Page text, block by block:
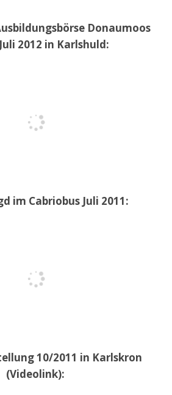
Donaumoos
2012 in Karlshuld:
im Cabriobus Juli 2011:
10/2011 in Karlskron
(Videolink):